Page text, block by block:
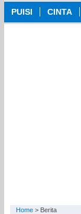
PUISI CINTA
Home > Berita